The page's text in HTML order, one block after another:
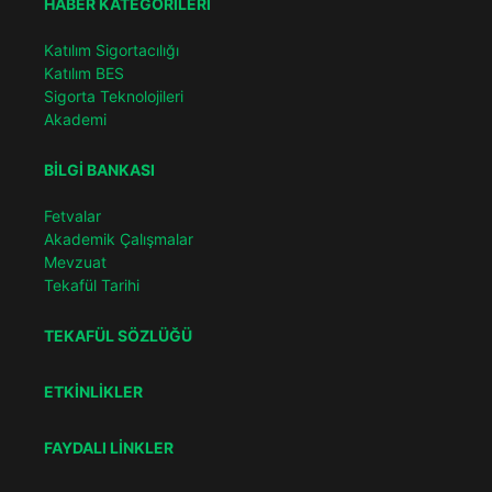
HABER KATEGORİLERİ
Katılım Sigortacılığı
Katılım BES
Sigorta Teknolojileri
Akademi
BİLGİ BANKASI
Fetvalar
Akademik Çalışmalar
Mevzuat
Tekafül Tarihi
TEKAFÜL SÖZLÜĞÜ
ETKİNLİKLER
FAYDALI LİNKLER